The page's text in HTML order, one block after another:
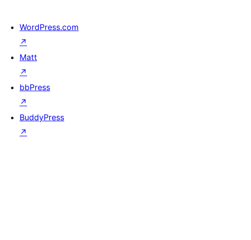
WordPress.com
↗
Matt
↗
bbPress
↗
BuddyPress
↗